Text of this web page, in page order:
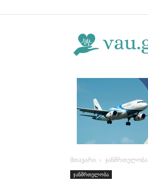
მთავარი ჯანმრთელობა
ჯანმრთელობა